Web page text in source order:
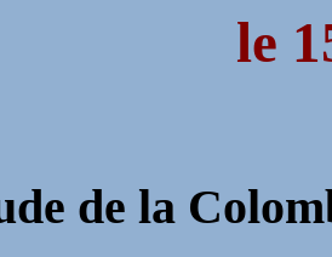
le
de la